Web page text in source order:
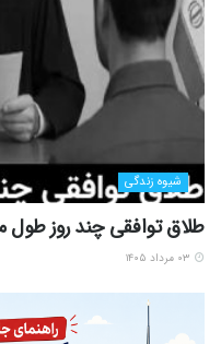
شیوه زندگی
طلاق توافقی چند روز طول